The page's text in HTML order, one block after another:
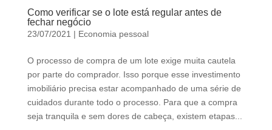
b
e
e
f
t
b
l
Como verificar se o lote está regular antes de
fechar negócio
23/07/2021 | Economia pessoal
O processo de compra de um lote exige muita cautela
por parte do comprador. Isso porque esse investimento
imobiliário precisa estar acompanhado de uma série de
cuidados durante todo o processo. Para que a compra
seja tranquila e sem dores de cabeça, existem etapas...